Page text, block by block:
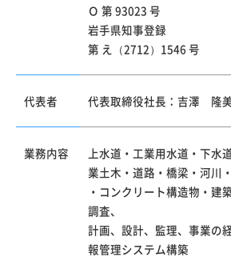
Ｏ 第 93023 号
岩手県知事登録
第 え（2712）1546 号
代表者 代表取締役社長：吉澤 隆
業務内容
上水道・工業用水道・下水
業土木・道路・橋梁・河川
・コンクリート構造物・建
調査、
計画、設計、監理、事業の
報管理システム構築